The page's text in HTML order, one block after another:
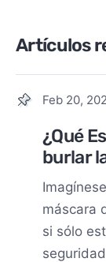
Artículos
Feb 20,
¿Qué
burlar
máscara
si sólo